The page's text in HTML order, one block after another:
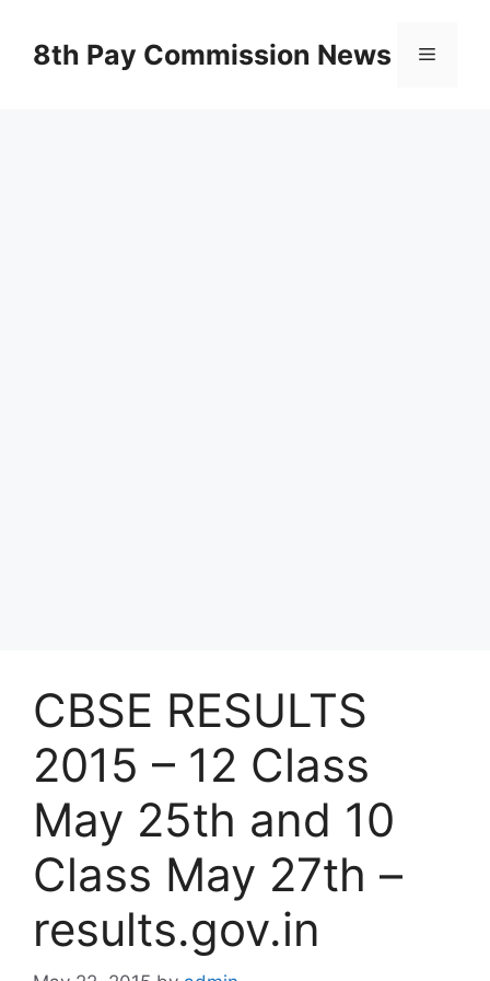
content8th Pay Commission News Menu
CBSE RESULTS
2015 – 12 Class
May 25th and 10
Class May 27th –
results.gov.in